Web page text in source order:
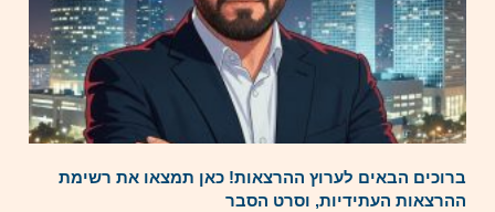
ברוכים הבאים לערוץ ההרצאות! כאן תמצאו את רשימת
ההרצאות העתידיות, וסרט הסבר